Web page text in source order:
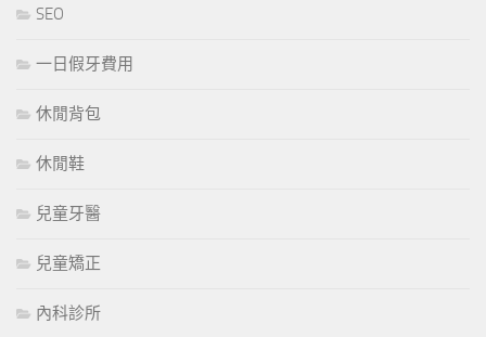
SEO
一日假牙費用
休閒背包
休閒鞋
兒童牙醫
兒童矯正
內科診所